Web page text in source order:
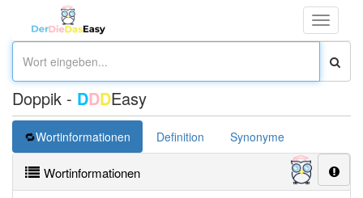
Toggle
Doppik - DDDEasy
Wortinformationen Definition Synonyme
Wortinformationen